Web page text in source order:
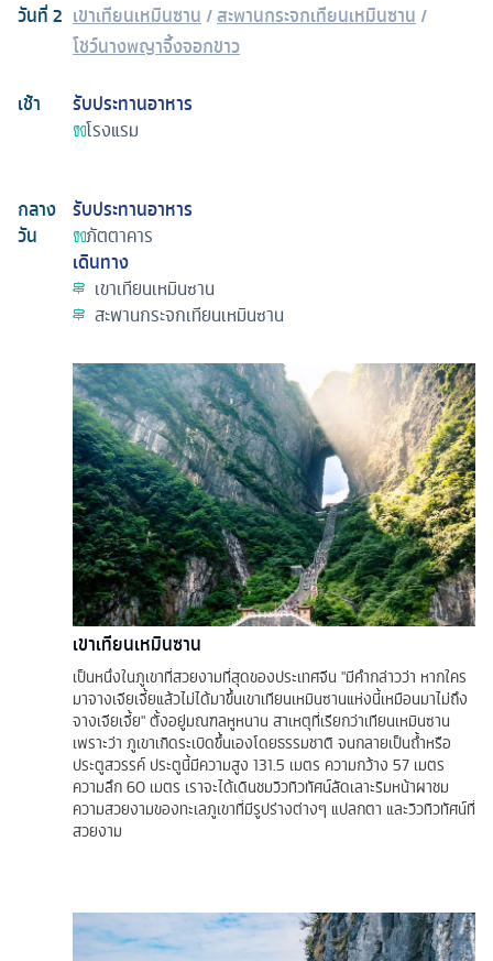
วันที่2 เขาเทียนเหมินซาน /สะพานกระจกเทียนเหมินซาน /
โชว์นางพญาจิ้งจอกขาว
เช้า
รับประทานอาหาร
โรงแรม
กลาง
วัน
รับประทานอาหาร
ภัตตาคาร
เดินทาง
เขาเทียนเหมินซาน
สะพานกระจกเทียนเหมินซาน
เขาเทียนเหมินซาน
เป็นหนึ่งในภูเขาที่สวยงามที่สุดของประเทศจีน "มีคำกล่าวว่า หากใคร
มาจางเจียเจี้ยแล้วไม่ได้มาขึ้นเขาเทียนเหมินซานแห่งนี้เหมือนมาไม่ถึง
จางเจียเจี้ย" ตั้งอยู่มณฑลหูหนาน สาเหตุที่เรียกว่าเทียนเหมินซาน
เพราะว่า ภูเขาเกิดระเบิดขึ้นเองโดยธรรมชาติ จนกลายเป็นถ้ำหรือ
ประตูสวรรค์ ประตูนี้มีความสูง 131.5 เมตร ความกว้าง 57 เมตร
ความลึก 60 เมตร เราจะได้เดินชมวิวทิวทัศน์ลัดเลาะริมหน้าผาชม
ความสวยงามของทะเลภูเขาที่มีรูปร่างต่างๆ แปลกตา และวิวทิวทัศน์ที่
สวยงาม